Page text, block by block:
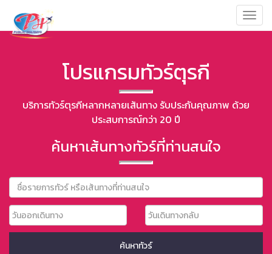
โปรแกรมทัวร์ตุรกี
บริการทัวร์ตุรกีหลากหลายเส้นทาง รับประกันคุณภาพ ด้วย
ประสบการณ์กว่า 20 ปี
ค้นหาเส้นทางทัวร์ที่ท่านสนใจ